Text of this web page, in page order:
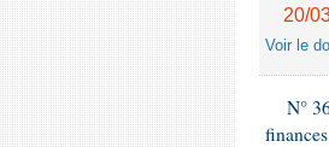
20/
Voir le
N°